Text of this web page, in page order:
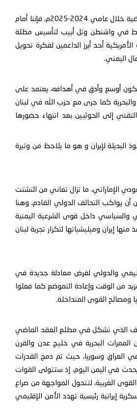
وإذا أضفنا إلى ذلك إطلاق الحوثيين صواريخ ومسيرات باتجاه إسرائيل في الاشهر الماضية خلال عامي 2024-2025م، فإننا أمام
في واشنطن وتل أبيب لتأسيس مظلة
أحد أبرز الداعمين لفكرة تحويل
اليمني.
مجرد نسخة جديدة من "عاصفة الحزم" عام 2015م، بل سيكون أوسع وأدق في أهدافه، يعتمد على
والبحرية كما جرى مع حزب الله في لبنان
إلى الحوثيين بعد انتهاء حضورها
لإيران و هو ما يلاحظ من وتيرة
الإماراتي، ما تزال تعاني من التشتت
يواكب التحالف الدولي القادم، وهنا
والسياسي داخل قوى الشرعية اليمنية
إيران وميليشياتها لتكرار تجربة لبنان
والدولي لفرض معادلة جديدة في
من الوقت وإعادة التموضع كما فعلوا
ومصالح القوى المتداخلة.
الذي تشكل في مطلع العقد الماضي
البحرية في خليج عدن والقرن
في العراق وسوريا، حيث تم دمج القدرات
يحدث في اليمن اليوم، إذ ستتولى القوات
الغربية، لتتحول المواجهة من صراع
إيرانية رئيسية تهدد الأمن الإقليمي